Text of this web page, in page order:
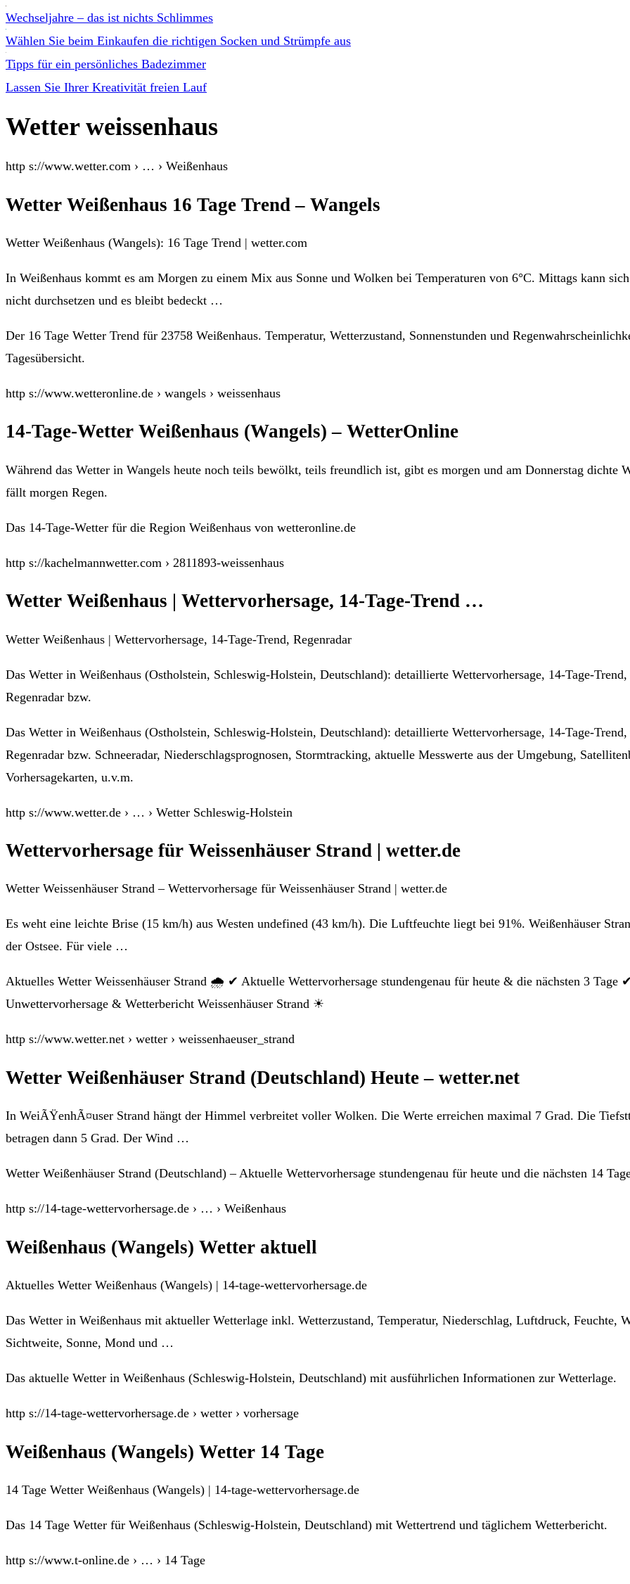
Wechseljahre – das ist nichts Schlimmes
Wählen Sie beim Einkaufen die richtigen Socken und Strümpfe aus
Tipps für ein persönliches Badezimmer
Lassen Sie Ihrer Kreativität freien Lauf
Wetter weissenhaus
http s://www.wetter.com › … › Weißenhaus
Wetter Weißenhaus 16 Tage Trend – Wangels
Wetter Weißenhaus (Wangels): 16 Tage Trend | wetter.com
In Weißenhaus kommt es am Morgen zu einem Mix aus Sonne und Wolken bei Temperaturen von 6°C. Mittags kann
nicht durchsetzen und es bleibt bedeckt …
Der 16 Tage Wetter Trend für 23758 Weißenhaus. Temperatur, Wetterzustand, Sonnenstunden und
Tagesübersicht.
http s://www.wetteronline.de › wangels › weissenhaus
14-Tage-Wetter Weißenhaus (Wangels) – WetterOnline
Während das Wetter in Wangels heute noch teils bewölkt, teils freundlich ist, gibt es morgen und am Donnerstag dichte
fällt morgen Regen.
Das 14-Tage-Wetter für die Region Weißenhaus von wetteronline.de
http s://kachelmannwetter.com › 2811893-weissenhaus
Wetter Weißenhaus | Wettervorhersage, 14-Tage-Trend …
Wetter Weißenhaus | Wettervorhersage, 14-Tage-Trend, Regenradar
Das Wetter in Weißenhaus (Ostholstein, Schleswig-Holstein, Deutschland): detaillierte Wettervorhersage, 14-Tage-
Regenradar bzw.
Das Wetter in Weißenhaus (Ostholstein, Schleswig-Holstein, Deutschland): detaillierte Wettervorhersage, 14-Tage-
Regenradar bzw. Schneeradar, Niederschlagsprognosen, Stormtracking, aktuelle Messwerte aus der Umgebung,
Vorhersagekarten, u.v.m.
http s://www.wetter.de › … › Wetter Schleswig-Holstein
Wettervorhersage für Weissenhäuser Strand | wetter.de
Wetter Weissenhäuser Strand – Wettervorhersage für Weissenhäuser Strand | wetter.de
Es weht eine leichte Brise (15 km/h) aus Westen undefined (43 km/h). Die Luftfeuchte liegt bei 91%. Weißenhäuser
der Ostsee. Für viele …
Aktuelles Wetter Weissenhäuser Strand 🌧️ ✔ Aktuelle Wettervorhersage stundengenau für heute & die nächsten 3 Tage
Unwettervorhersage & Wetterbericht Weissenhäuser Strand ☀
http s://www.wetter.net › wetter › weissenhaeuser_strand
Wetter Weißenhäuser Strand (Deutschland) Heute – wetter.net
In WeiÃŸenhÃ¤user Strand hängt der Himmel verbreitet voller Wolken. Die Werte erreichen maximal 7 Grad. Die
betragen dann 5 Grad. Der Wind …
Wetter Weißenhäuser Strand (Deutschland) – Aktuelle Wettervorhersage stundengenau für heute und die nächsten 14
http s://14-tage-wettervorhersage.de › … › Weißenhaus
Weißenhaus (Wangels) Wetter aktuell
Aktuelles Wetter Weißenhaus (Wangels) | 14-tage-wettervorhersage.de
Das Wetter in Weißenhaus mit aktueller Wetterlage inkl. Wetterzustand, Temperatur, Niederschlag, Luftdruck, Feuchte,
Sichtweite, Sonne, Mond und …
Das aktuelle Wetter in Weißenhaus (Schleswig-Holstein, Deutschland) mit ausführlichen Informationen zur Wetterlage.
http s://14-tage-wettervorhersage.de › wetter › vorhersage
Weißenhaus (Wangels) Wetter 14 Tage
14 Tage Wetter Weißenhaus (Wangels) | 14-tage-wettervorhersage.de
Das 14 Tage Wetter für Weißenhaus (Schleswig-Holstein, Deutschland) mit Wettertrend und täglichem Wetterbericht.
http s://www.t-online.de › … › 14 Tage